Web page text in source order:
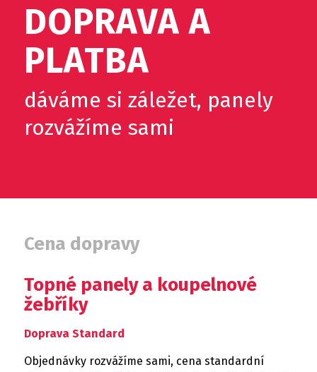
DOPRAVA A
PLATBA
dáváme si záležet, panely
rozvážíme sami
Cena dopravy
Topné panely a koupelnové
žebříky
Doprava Standard
Objednávky rozvážíme sami, cena standardní